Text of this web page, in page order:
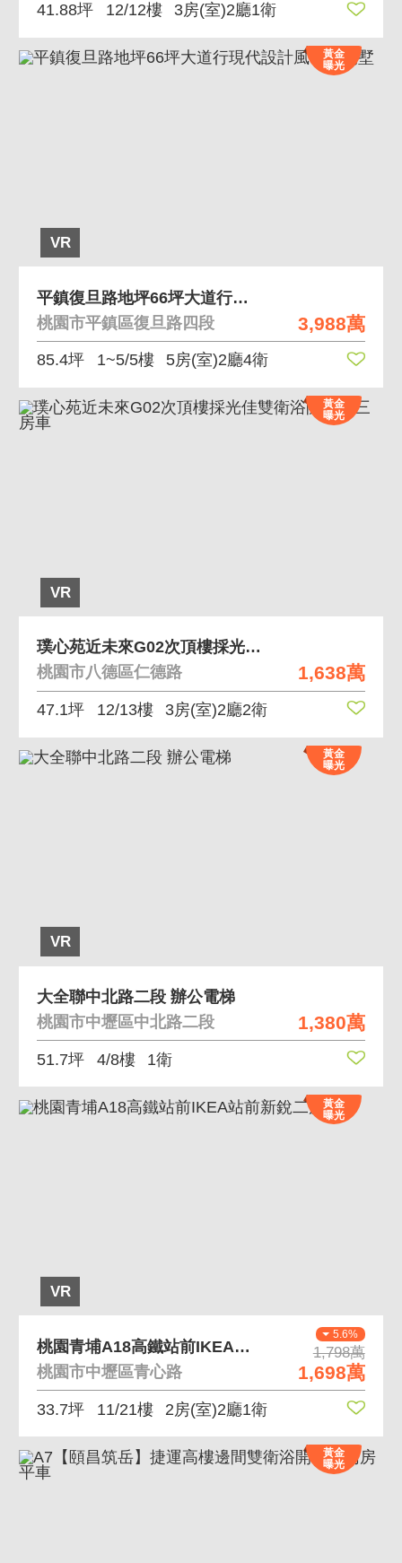
41.88坪 12/12樓 3房(室)2廳1衛
VR
黃金
曝光
3,988萬
平鎮復旦路地坪66坪大道行現代設計風電梯別墅
桃園市平鎮區復旦路四段
85.4坪 1~5/5樓 5房(室)2廳4衛
VR
黃金
曝光
1,638萬
璞心苑近未來G02次頂樓採光佳雙衛浴開窗美三房車
桃園市八德區仁德路
47.1坪 12/13樓 3房(室)2廳2衛
VR
黃金
曝光
1,380萬
大全聯中北路二段 辦公電梯
桃園市中壢區中北路二段
51.7坪 4/8樓 1衛
VR
黃金
曝光
5.6%
1,798萬
1,698萬
桃園青埔A18高鐵站前IKEA站前新銳二房車
桃園市中壢區青心路
33.7坪 11/21樓 2房(室)2廳1衛
黃金
曝光